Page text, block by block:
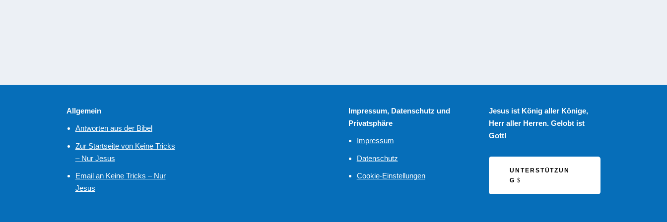
Allgemein
Antworten aus der Bibel
Zur Startseite von Keine Tricks
– Nur Jesus
Email an Keine Tricks – Nur
Jesus
Impressum, Datenschutz und
Privatsphäre
Impressum
Datenschutz
Cookie-Einstellungen
Jesus ist König aller Könige,
Herr aller Herren. Gelobt ist
Gott!
UNTERSTÜTZUN
G